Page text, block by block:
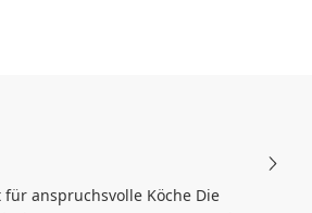
anspruchsvolle Köche Die